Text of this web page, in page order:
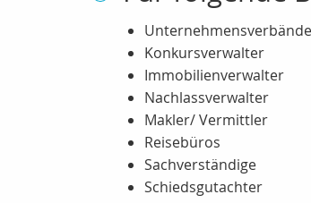
Unternehmensverbände
Konkursverwalter
Immobilienverwalter
Nachlassverwalter
Makler/ Vermittler
Reisebüros
Sachverständige
Schiedsgutachter